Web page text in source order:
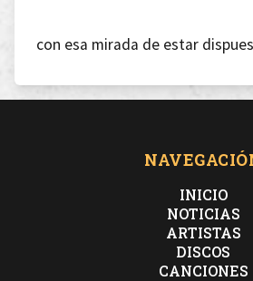
con esa mirada de estar
A abrir en dos el mar
después cerrar los ojos y andar
dar sin esperar nada a cambio
INICIO
NOTICIAS
ARTISTAS
DISCOS
CANCIONES